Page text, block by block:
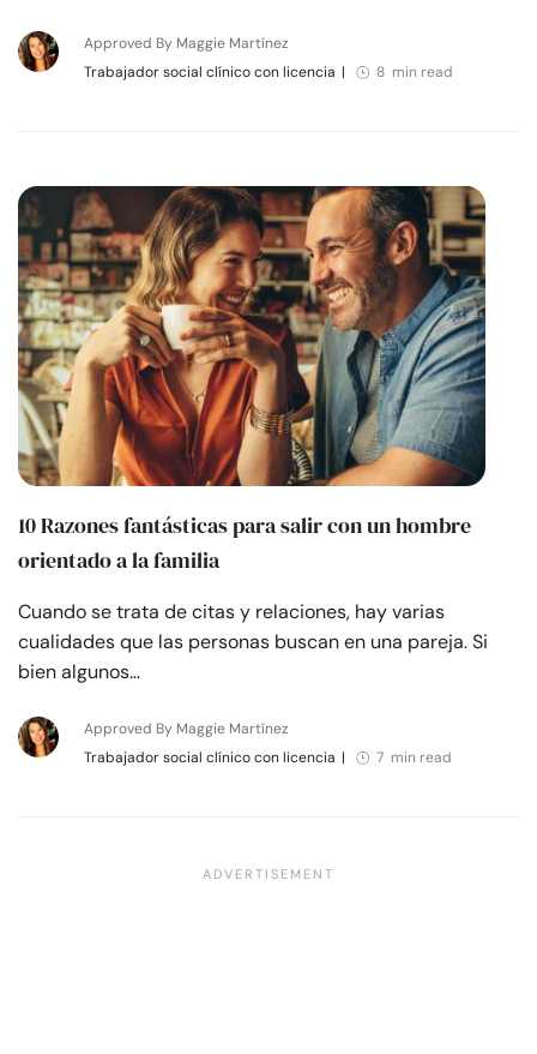
Approved By Maggie Martínez
Trabajador social clínico con licencia | 8 min read
10 Razones fantásticas para salir con un hombre
orientado a la familia
Cuando se trata de citas y relaciones, hay varias
cualidades que las personas buscan en una pareja. Si
bien algunos…
Approved By Maggie Martínez
Trabajador social clínico con licencia | 7 min read